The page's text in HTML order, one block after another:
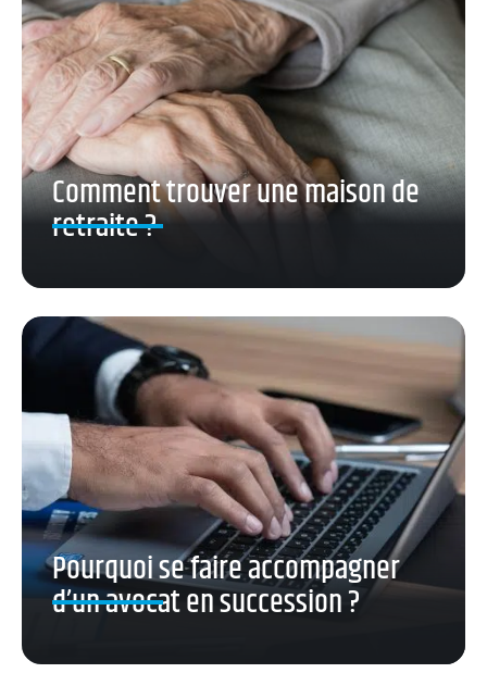
Comment trouver une maison de
retraite ?
Pourquoi se faire accompagner
d’un avocat en succession ?